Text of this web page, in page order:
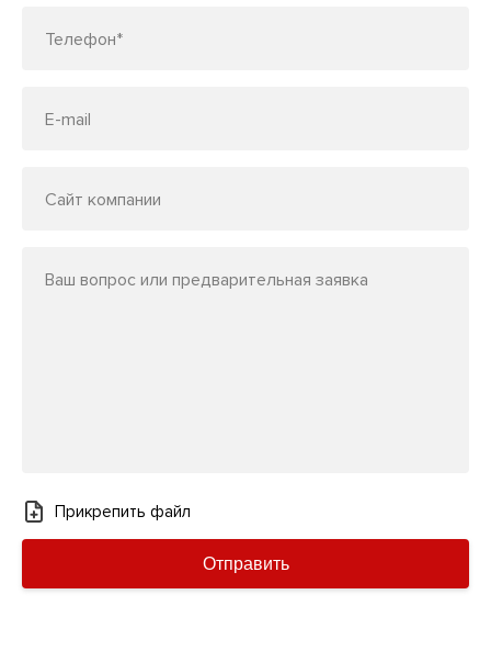
Телефон*
E-mail
Сайт компании
Ваш вопрос или предварительная заявка
Прикрепить файл
Отправить